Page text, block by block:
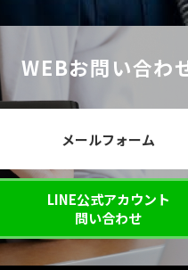
WEBお問い合わ
メールフォーム
LINE公式アカウント
問い合わせ